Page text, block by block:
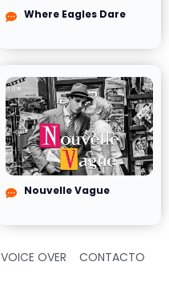
Where Eagles Dare
Nouvelle Vague
VOICE OVER CONTACTO